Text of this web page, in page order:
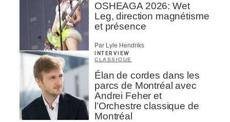
OSHEAGA 2026: Wet
Leg, direction magnétisme
et présence
Par Lyle Hendriks
INTERVIEW
CLASSIQUE
Élan de cordes dans les
parcs de Montréal avec
Andrei Feher et
l’Orchestre classique de
Montréal